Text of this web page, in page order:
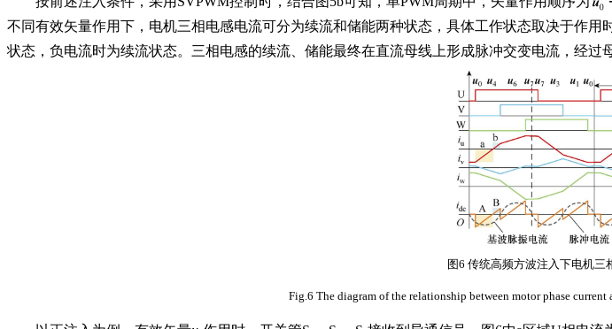
不同有效矢量作用下，电机三相电感电流可分为续流和储能两种状态，具体工作状态取决于作
状态，负电流时为续流状态。三相电感的续流、储能最终在直流母线上形成脉冲交变电流，经过
图6 传统高频方波注入下电机三
Fig.6 The diagram of the relationship between motor phase